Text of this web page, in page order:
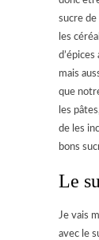
sucre de
les
mais
que
les
de les
bons
Le
Je vais
avec le